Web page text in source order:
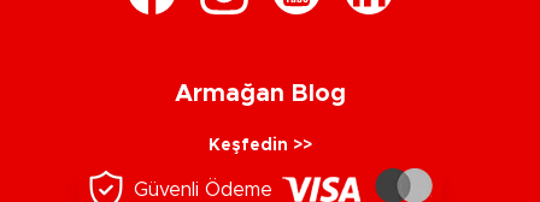
Armağan Blog
Keşfedin >>
Güvenli Ödeme